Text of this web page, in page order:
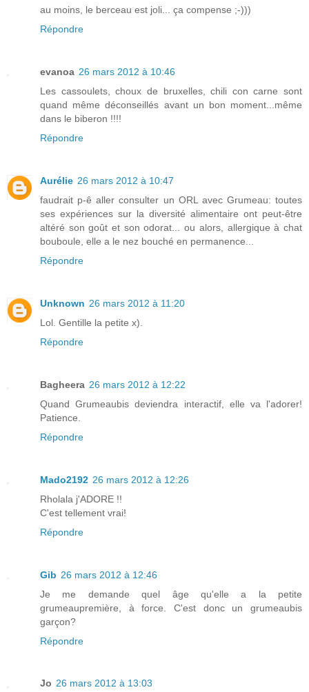
au moins, le berceau est joli... ça compense ;-)))
Répondre
evanoa 26 mars 2012 à 10:46
Les cassoulets, choux de bruxelles, chili con carne sont
quand même déconseillés avant un bon moment...même
dans le biberon !!!!
Répondre
Aurélie 26 mars 2012 à 10:47
faudrait p-ê aller consulter un ORL avec Grumeau: toutes
ses expériences sur la diversité alimentaire ont peut-être
altéré son goût et son odorat... ou alors, allergique à chat
bouboule, elle a le nez bouché en permanence...
Répondre
Unknown 26 mars 2012 à 11:20
Lol. Gentille la petite x).
Répondre
Bagheera 26 mars 2012 à 12:22
Quand Grumeaubis deviendra interactif, elle va l'adorer!
Patience.
Répondre
Mado2192 26 mars 2012 à 12:26
Rholala j'ADORE !!
C'est tellement vrai!
Répondre
Gib 26 mars 2012 à 12:46
Je me demande quel âge qu'elle a la petite
grumeaupremière, à force. C'est donc un grumeaubis
garçon?
Répondre
Jo 26 mars 2012 à 13:03